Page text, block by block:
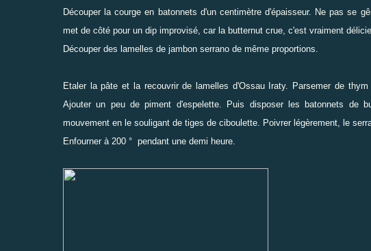
Découper la courge en batonnets d'un centimètre d'épaisseur. Ne pas se
met de côté pour un dip improvisé, car la butternut crue, c'est vraiment
Découper des lamelles de jambon serrano de même proportions.
Etaler la pâte et la recouvrir de lamelles d'Ossau Iraty. Parsemer de
Ajouter un peu de piment d'espelette. Puis disposer les batonnets de
mouvement en le souligant de tiges de ciboulette. Poivrer légèrement, le
Enfourner à 200 ° pendant une demi heure.